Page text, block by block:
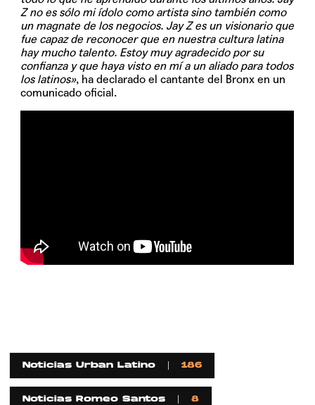
Z no es sólo mi ídolo como artista sino también como
un magnate de los negocios. Jay Z es un visionario que
fue capaz de reconocer que en nuestra cultura latina
hay mucho talento. Estoy muy agradecido por su
confianza y que haya visto en mí a un aliado para todos
los latinos», ha declarado el cantante del Bronx en un
comunicado oficial.
Noticias Urban Latino 186
Noticias Romeo Santos 8